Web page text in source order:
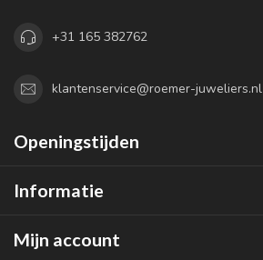
+31 165 382762
klantenservice@roemer-juweliers.nl
Openingstijden
Informatie
Mijn account